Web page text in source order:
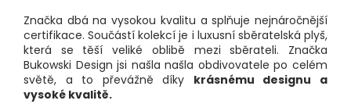
​Značka dbá na vysokou kvalitu a splňuje nejnáročnější
certifikace. Součástí kolekcí je i luxusní sběratelská plyš,
která se těší veliké oblibě mezi sběrateli. Značka
Bukowski Design jsi našlanašla obdivovatele po celém
světě, a to převážně díky krásnému designu a
vysoké kvalitě.